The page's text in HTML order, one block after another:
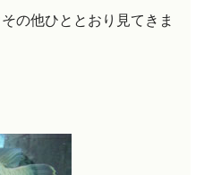
の他ひととおり見てきま